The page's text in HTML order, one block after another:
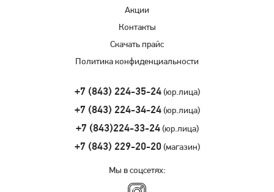
Акции
Контакты
Скачать прайс
Политика конфиденциальности
+7 (843) 224-35-24(юр.лица)
+7 (843) 224-34-24(юр.лица)
+7 (843)224-33-24(юр.лица)
+7 (843) 229-20-20 (магазин)
Мы в соцсетях: